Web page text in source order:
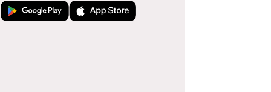
Jetzt bei Google PlayLaden im App Store